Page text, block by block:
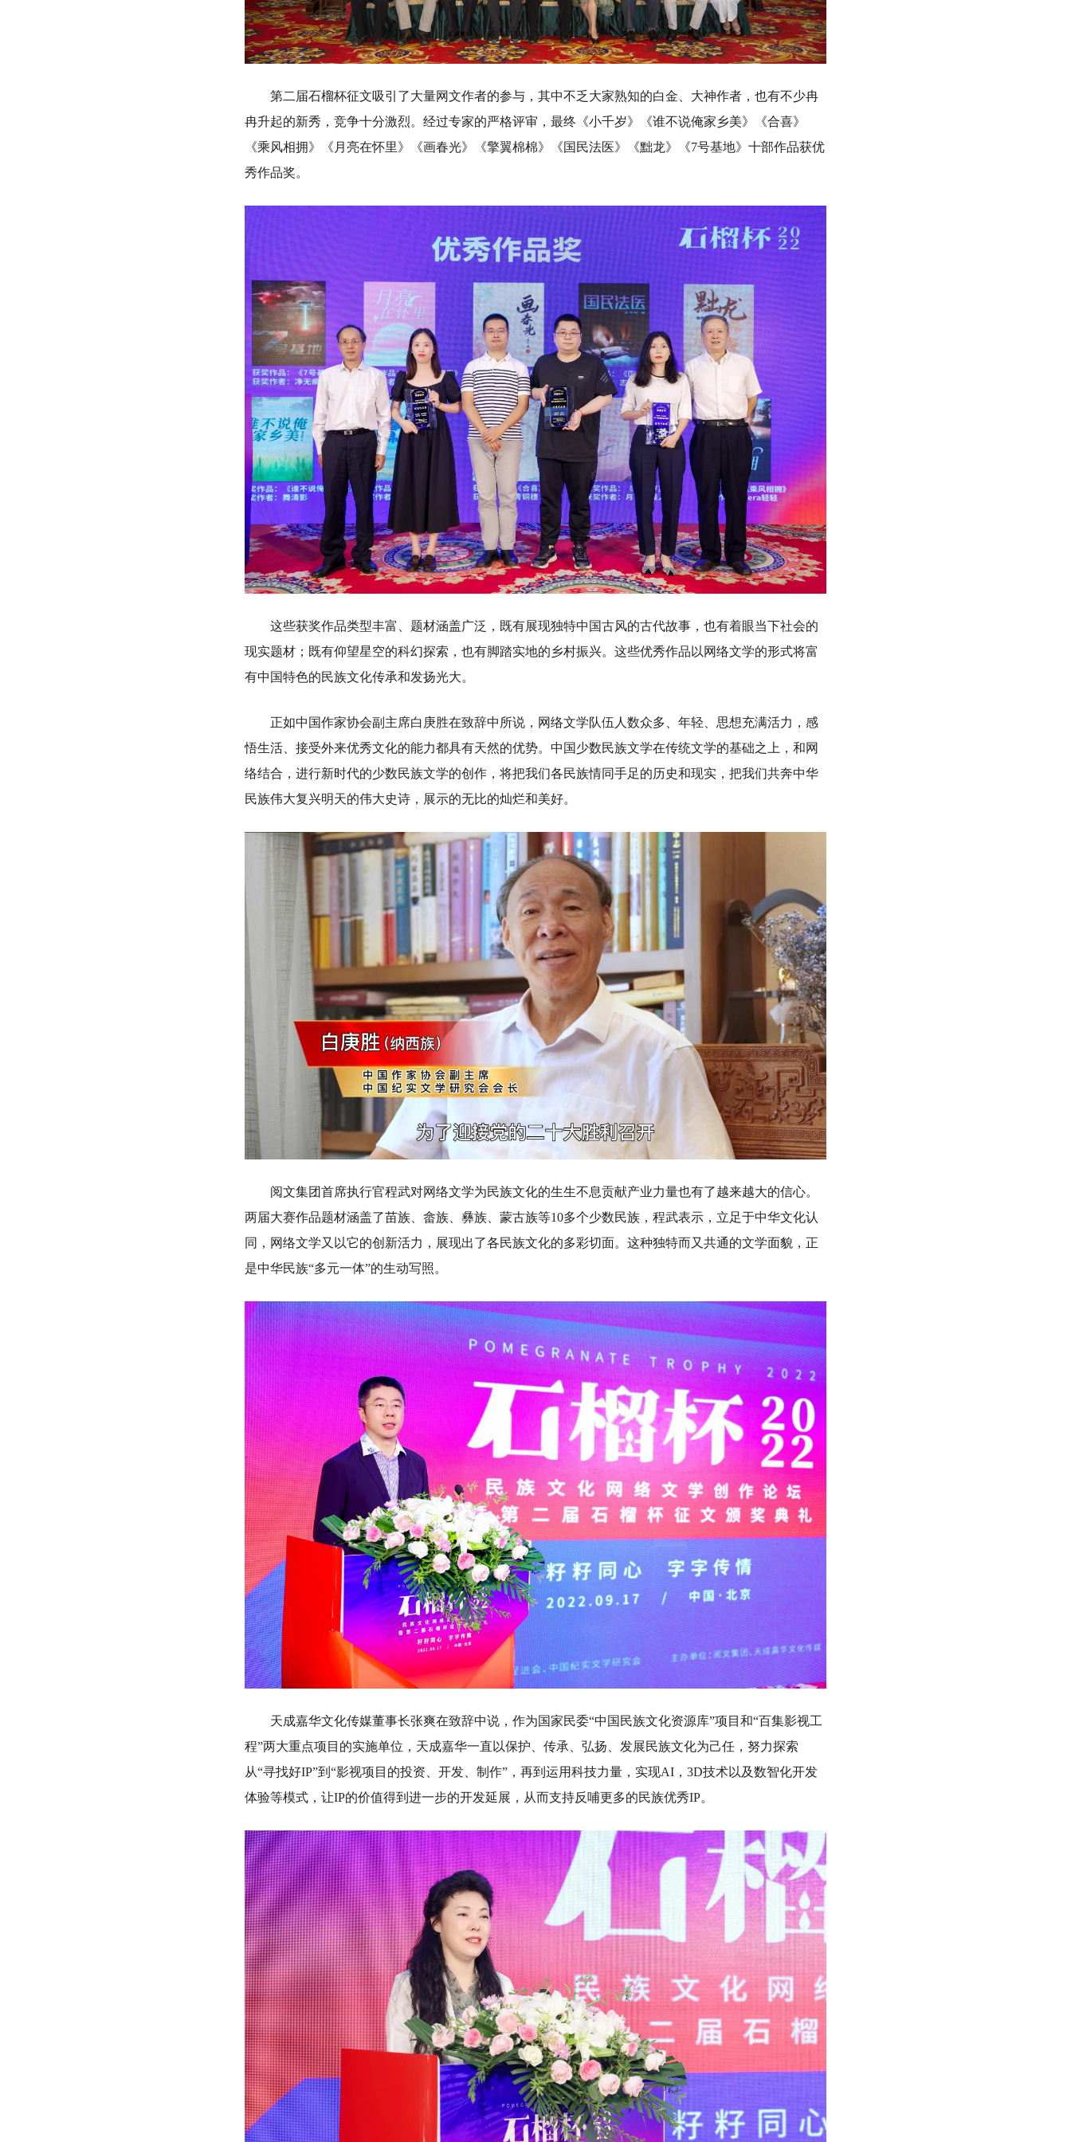
第二届石榴杯征文吸引了大量网文作者的参与，其中不乏大家熟知的白金、大神作者，也有不少冉
冉升起的新秀，竞争十分激烈。经过专家的严格评审，最终《小千岁》《谁不说俺家乡美》《合喜》
《乘风相拥》《月亮在怀里》《画春光》《擎翼棉棉》《国民法医》《黜龙》《7号基地》十部作品获优
秀作品奖。
这些获奖作品类型丰富、题材涵盖广泛，既有展现独特中国古风的古代故事，也有着眼当下社会的
现实题材；既有仰望星空的科幻探索，也有脚踏实地的乡村振兴。这些优秀作品以网络文学的形式将富
有中国特色的民族文化传承和发扬光大。
正如中国作家协会副主席白庚胜在致辞中所说，网络文学队伍人数众多、年轻、思想充满活力，感
悟生活、接受外来优秀文化的能力都具有天然的优势。中国少数民族文学在传统文学的基础之上，和网
络结合，进行新时代的少数民族文学的创作，将把我们各民族情同手足的历史和现实，把我们共奔中华
民族伟大复兴明天的伟大史诗，展示的无比的灿烂和美好。
阅文集团首席执行官程武对网络文学为民族文化的生生不息贡献产业力量也有了越来越大的信心。
两届大赛作品题材涵盖了苗族、畲族、彝族、蒙古族等10多个少数民族，程武表示，立足于中华文化认
同，网络文学又以它的创新活力，展现出了各民族文化的多彩切面。这种独特而又共通的文学面貌，正
是中华民族“多元一体”的生动写照。
天成嘉华文化传媒董事长张爽在致辞中说，作为国家民委“中国民族文化资源库”项目和“百集影视工
程”两大重点项目的实施单位，天成嘉华一直以保护、传承、弘扬、发展民族文化为己任，努力探索
从“寻找好IP”到“影视项目的投资、开发、制作”，再到运用科技力量，实现AI，3D技术以及数智化开发
体验等模式，让IP的价值得到进一步的开发延展，从而支持反哺更多的民族优秀IP。